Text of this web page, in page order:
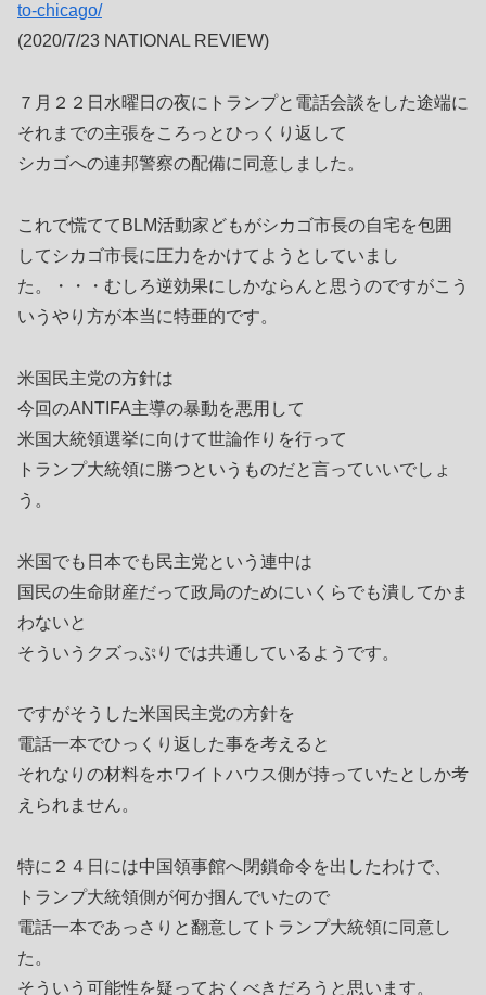
to-chicago/
(2020/7/23 NATIONAL REVIEW)
７月２２日水曜日の夜にトランプと電話会談をした途端に
それまでの主張をころっとひっくり返して
シカゴへの連邦警察の配備に同意しました。
これで慌ててBLM活動家どもがシカゴ市長の自宅を包囲
してシカゴ市長に圧力をかけてようとしていまし
た。・・・むしろ逆効果にしかならんと思うのですがこう
いうやり方が本当に特亜的です。
米国民主党の方針は
今回のANTIFA主導の暴動を悪用して
米国大統領選挙に向けて世論作りを行って
トランプ大統領に勝つというものだと言っていいでしょ
う。
米国でも日本でも民主党という連中は
国民の生命財産だって政局のためにいくらでも潰してかま
わないと
そういうクズっぷりでは共通しているようです。
ですがそうした米国民主党の方針を
電話一本でひっくり返した事を考えると
それなりの材料をホワイトハウス側が持っていたとしか考
えられません。
特に２４日には中国領事館へ閉鎖命令を出したわけで、
トランプ大統領側が何か掴んでいたので
電話一本であっさりと翻意してトランプ大統領に同意し
た。
そういう可能性を疑っておくべきだろうと思います。